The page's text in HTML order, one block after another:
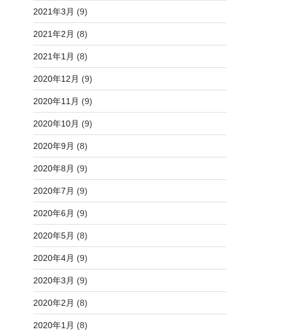
2021年3月 (9)
2021年2月 (8)
2021年1月 (8)
2020年12月 (9)
2020年11月 (9)
2020年10月 (9)
2020年9月 (8)
2020年8月 (9)
2020年7月 (9)
2020年6月 (9)
2020年5月 (8)
2020年4月 (9)
2020年3月 (9)
2020年2月 (8)
2020年1月 (8)